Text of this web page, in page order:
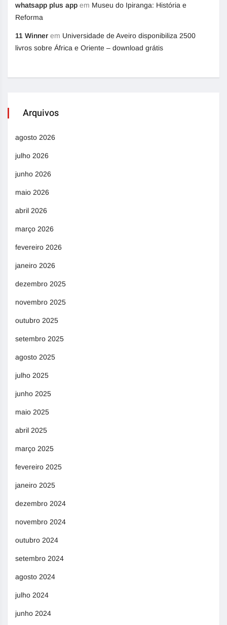
whatsapp plus app em Museu do Ipiranga: História e
Reforma
11 Winner em Universidade de Aveiro disponibiliza 2500
livros sobre África e Oriente – download grátis
Arquivos
agosto 2026
julho 2026
junho 2026
maio 2026
abril 2026
março 2026
fevereiro 2026
janeiro 2026
dezembro 2025
novembro 2025
outubro 2025
setembro 2025
agosto 2025
julho 2025
junho 2025
maio 2025
abril 2025
março 2025
fevereiro 2025
janeiro 2025
dezembro 2024
novembro 2024
outubro 2024
setembro 2024
agosto 2024
julho 2024
junho 2024